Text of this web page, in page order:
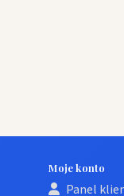
Moje konto
Panel